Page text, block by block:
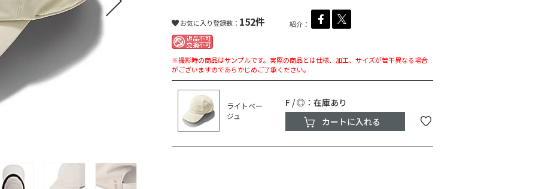
お気に入り登録数： 152件 紹介：
※撮影時の商品はサンプルです。実際の商品とは仕様、加工、サイズが若干異なる場合
がございますのであらかじめご了承ください。
ライトベー
ジュ
F / ◎：在庫あり
カートに入れる